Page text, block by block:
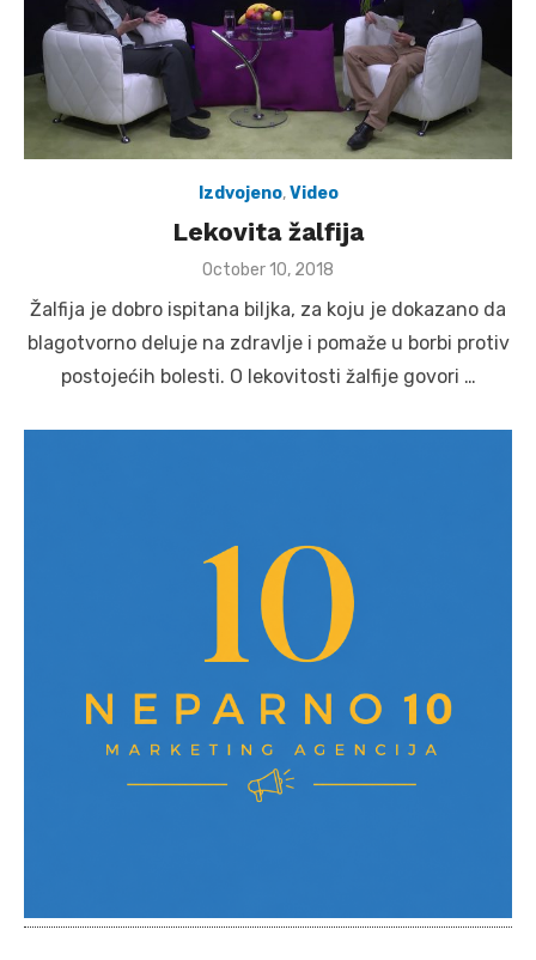
Izdvojeno,Video
Lekovita žalfija
Posted
October 10, 2018
Žalfija je dobro ispitana biljka, za koju je dokazano da
blagotvorno deluje na zdravlje i pomaže u borbi protiv
postojećih bolesti. O lekovitosti žalfije govori …